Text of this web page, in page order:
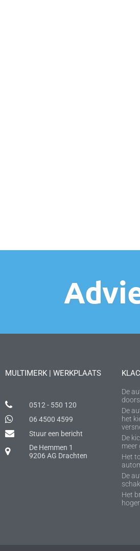
MULTIMERK | WERKPLAATS
0512 - 550 120
06 4500 4599
Stuur een bericht
De Hemmen 1
9206 AG Drachten
De
De
het
De
meer
Het
De
Het
hoger